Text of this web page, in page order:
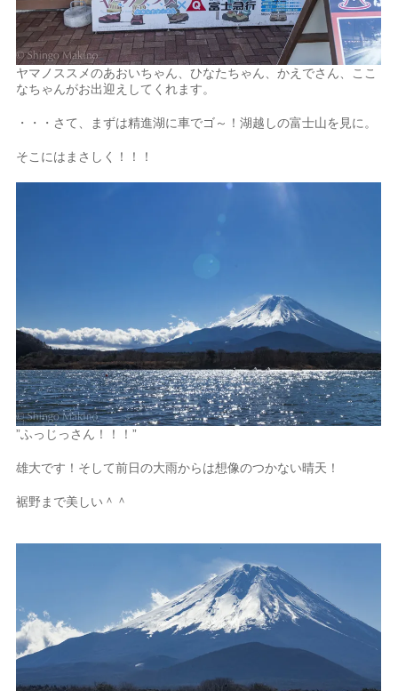
ヤマノススメのあおいちゃん、ひなたちゃん、かえでさん、ここ
なちゃんがお出迎えしてくれます。
・・・さて、まずは精進湖に車でゴ～！湖越しの富士山を見に。
そこにはまさしく！！！
”ふっじっさん！！！”
雄大です！そして前日の大雨からは想像のつかない晴天！
裾野まで美しい＾＾